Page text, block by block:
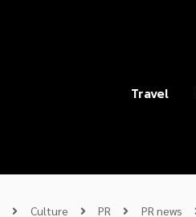
Travel
Culture PR PR news